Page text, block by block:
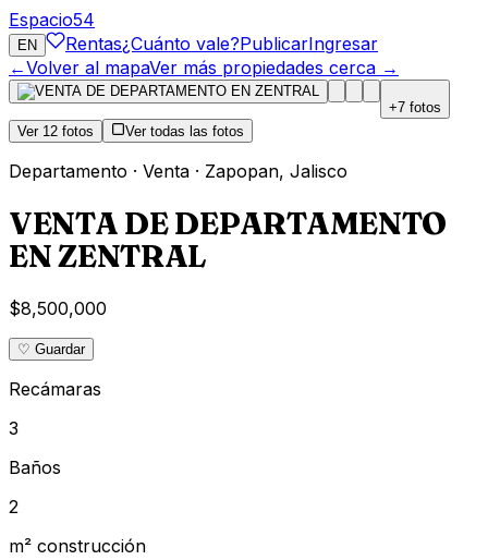
Espacio54
EN Rentas¿Cuánto vale?PublicarIngresar
←Volver al mapaVer más propiedades cerca →
+7 fotos
Ver 12 fotos Ver todas las fotos
Departamento · Venta · Zapopan, Jalisco
VENTA DE DEPARTAMENTO
EN ZENTRAL
$8,500,000
♡ Guardar
Recámaras
3
Baños
2
m² construcción